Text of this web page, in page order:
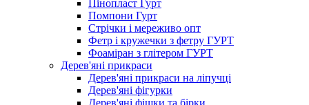
Пінопласт Гурт
Помпони Гурт
Стрічки і мереживо опт
Фетр і кружечки з фетру ГУРТ
Фоаміран з глітером ГУРТ
Дерев'яні прикраси
Дерев'яні прикраси на ліпучці
Дерев'яні фігурки
Дерев'яні фішки та бірки